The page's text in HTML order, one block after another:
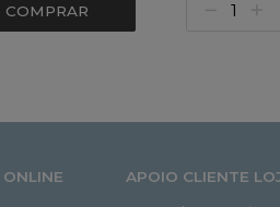
COMPRAR
APOIO CLIENTE